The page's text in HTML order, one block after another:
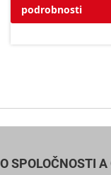
podrobnosti
O SPOLOČNOSTI